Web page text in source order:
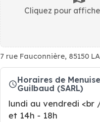
Cliquez pour
7 rue Fauconnière, 85150
Horaires de
Guilbaud (SARL)
lundi au vendredi <br
et 14h - 18h